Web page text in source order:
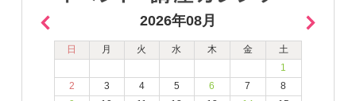
2026年08月
日 月 火 水 木 金
土
1
2
3 4 5 6 7
8